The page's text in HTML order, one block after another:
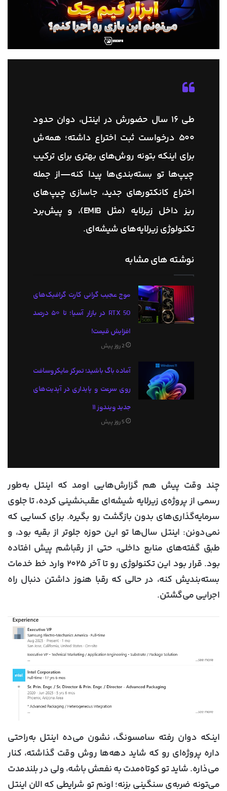
طی ۱۶ سال حضورش در اینتل، دوان حدود
۵۰۰ درخواست ثبت اختراع داشته؛ همه‌ش
برای اینکه بتونه روش‌های بهتری برای ترکیب
چیپ‌ها تو بسته‌بندی‌ها پیدا کنه—از جمله
اختراع کانکتورهای جدید، جاسازی چیپ‌های
ریز داخل زیرلایه (مثل EMIB)، و پیش‌برد
تکنولوژی زیرلایه‌های شیشه‌ای.
نوشته های مشابه
موج عجیب گرانی کارت گرافیک‌های
RTX 50 در بازار آسیا؛ تا ۵۰ درصد
افزایش قیمت!
2 روز پیش
آماده باگ باشید؛ تمرکز مایکروسافت
روی سرعت و پایداری در آپدیت‌های
جدید ویندوز ۱۱
5 روز پیش
چند وقت پیش هم گزارش‌هایی اومد که اینتل به‌طور
رسمی از پروژه‌ی زیرلایه شیشه‌ای عقب‌نشینی کرده، تا جلوی
سرمایه‌گذاری‌های بدون بازگشت رو بگیره. برای کسایی که
نمی‌دونن: اینتل سال‌ها تو این حوزه جلوتر از بقیه بود، و
طبق گفته‌های منابع داخلی، حتی از رقباشم پیش افتاده
بود. قرار بود این تکنولوژی رو تا آخر ۲۰۲۵ وارد خط خدمات
بسته‌بندیش کنه، در حالی که رقبا هنوز داشتن دنبال راه
اجرایی می‌گشتن.
اینکه دوان رفته سامسونگ، نشون می‌ده اینتل به‌راحتی
داره پروژه‌ای رو که شاید دهه‌ها روش وقت گذاشته، کنار
می‌ذاره. شاید تو کوتاه‌مدت به نفعش باشه، ولی در بلندمدت
می‌تونه ضربه‌ی سنگینی بزنه؛ اونم تو شرایطی که الان اینتل